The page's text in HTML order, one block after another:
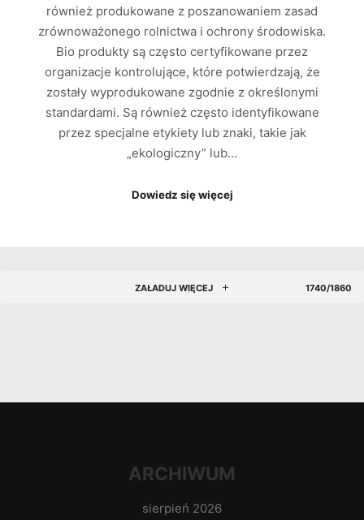
również produkowane z poszanowaniem zasad
zrównoważonego rolnictwa i ochrony środowiska.
Bio produkty są często certyfikowane przez
organizacje kontrolujące, które potwierdzają, że
zostały wyprodukowane zgodnie z określonymi
standardami. Są również często identyfikowane
przez specjalne etykiety lub znaki, takie jak
„ekologiczny” lub…
Dowiedz się więcej
ZAŁADUJ WIĘCEJ 1740/1860
ARCHIWUM
sierpień 2026